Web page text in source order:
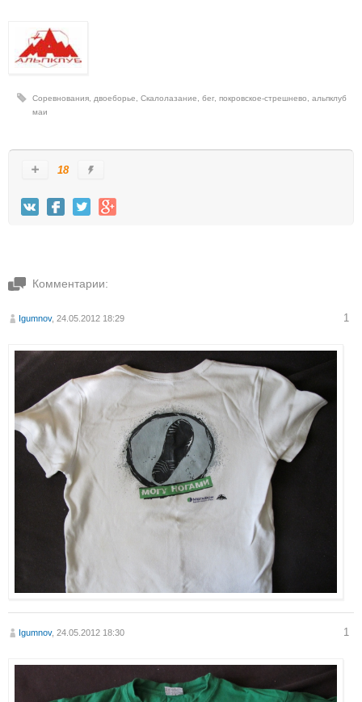
Соревнования, двоеборье, Скалолазание, бег, покровское-стрешнево, альпклуб
маи
18
Комментарии:
Igumnov, 24.05.2012 18:29 1
Igumnov, 24.05.2012 18:30 1